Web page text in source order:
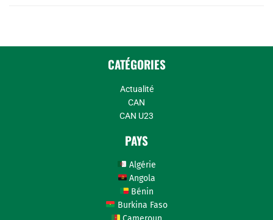
CATÉGORIES
Actualité
CAN
CAN U23
PAYS
Algérie
Angola
Bénin
Burkina Faso